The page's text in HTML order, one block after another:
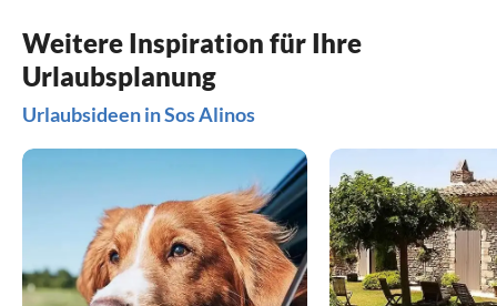
Weitere Inspiration für Ihre
Urlaubsplanung
Urlaubsideen in Sos Alinos